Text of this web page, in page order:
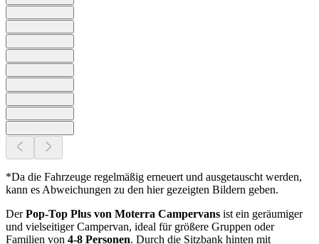
*Da die Fahrzeuge regelmäßig erneuert und ausgetauscht werden,
kann es Abweichungen zu den hier gezeigten Bildern geben.
DerPop-Top Plus von Moterra Campervans ist ein geräumiger
und vielseitiger Campervan, ideal für größere Gruppen oder
Familien von 4-8 Personen. Durch die Sitzbank hinten mit